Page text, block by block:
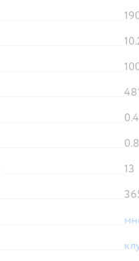
0.4
0.8
13